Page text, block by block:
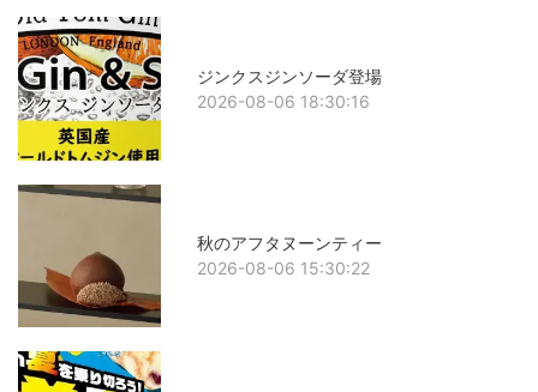
ジンクスジンソーダ登場
2026-08-06 18:30:16
秋のアフタヌーンティー
2026-08-06 15:30:22